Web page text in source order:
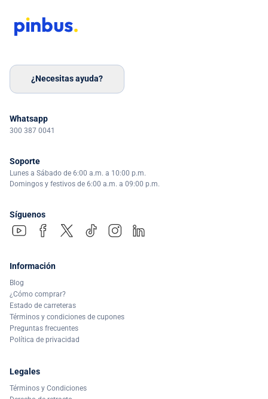
¿Necesitas ayuda?
Whatsapp
300 387 0041
Soporte
Lunes a Sábado de 6:00 a.m. a 10:00 p.m.
Domingos y festivos de 6:00 a.m. a 09:00 p.m.
Síguenos
Información
Blog
¿Cómo comprar?
Estado de carreteras
Términos y condiciones de cupones
Preguntas frecuentes
Política de privacidad
Legales
Términos y Condiciones